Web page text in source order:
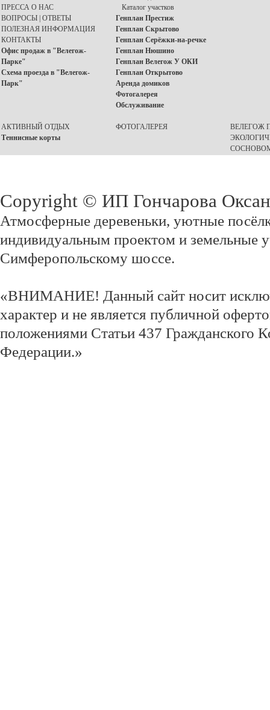
ПРЕССА О НАС
ВОПРОСЫ | ОТВЕТЫ
ПОЛЕЗНАЯ ИНФОРМАЦИЯ
КОНТАКТЫ
Офис продаж в "Велегож-
Парке"
Схема проезда в "Велегож-
Парк"
Каталог участков
Генплан Престиж
Генплан Скрытово
Генплан Серёжки-на-речке
Генплан Нюшино
Генплан Велегож У ОКИ
Генплан Открытово
Аренда домиков
Фотогалерея
Обслуживание
АКТИВНЫЙ ОТДЫХ
Теннисные корты
ФОТОГАЛЕРЕЯ
ВЕЛЕГОЖ
Copyright © ИП Гончарова
Атмосферные деревеньки, уютные
индивидуальным проектом и земельные
Симферопольскому шоссе.
«ВНИМАНИЕ! Данный сайт носит
характер и не является публичной
положениями Статьи 437 Гражданского
Федерации.»